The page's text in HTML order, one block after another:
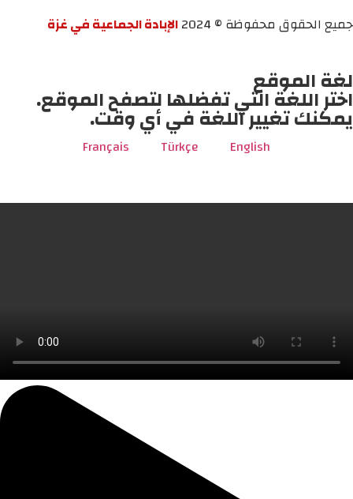
جميع الحقوق محفوظة © 2024
الإبادة الجماعية في غزة
لغة الموقع
اختر اللغة التي تفضلها لتصفح الموقع.
يمكنك تغيير اللغة في أي وقت.
English
Türkçe
Français